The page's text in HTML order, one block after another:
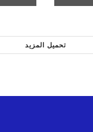
تحميل المزيد